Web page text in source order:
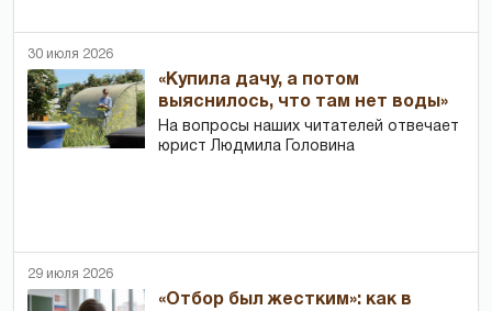
30 июля 2026
«Купила дачу, а потом
выяснилось, что там нет воды»
На вопросы наших читателей отвечает
юрист Людмила Головина
29 июля 2026
«Отбор был жестким»: как в